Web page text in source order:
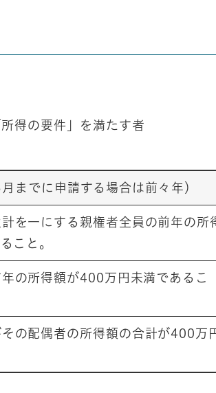
得の要件」を満たす者
までに申請する場合は前々年）
を一にする親権者全員の前年の所
こと。
の所得額が400万円未満であるこ
の配偶者の所得額の合計が400万